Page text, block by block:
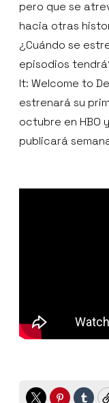
pero que se
hacia otras
¿Cuándo se
episodios
It: Welcome to
estrenará su
octubre en HBO
publicará